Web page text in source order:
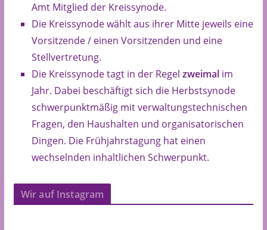
Amt Mitglied der Kreissynode.
Die Kreissynode wählt aus ihrer Mitte jeweils eine
Vorsitzende / einen Vorsitzenden und eine
Stellvertretung.
Die Kreissynode tagt in der Regel zweimalim
Jahr. Dabei beschäftigt sich die Herbstsynode
schwerpunktmäßig mit verwaltungstechnischen
Fragen, den Haushalten und organisatorischen
Dingen. Die Frühjahrstagung hat einen
wechselnden inhaltlichen Schwerpunkt.
Wir auf Instagram